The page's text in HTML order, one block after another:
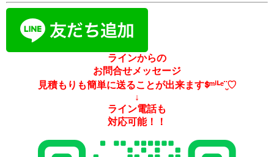
ラインからの
お問合せメッセージ
見積もりも簡単に送ることが出来ますᙚᵐⁱᒻᵉ¨̮♡
↓
ライン電話も
対応可能！！